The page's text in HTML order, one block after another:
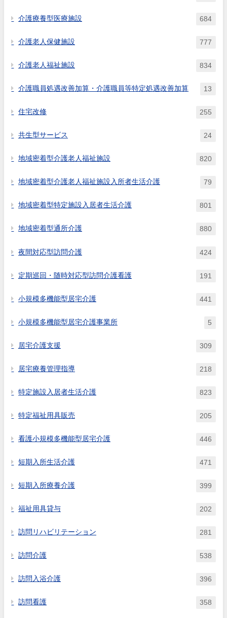
介護療養型医療施設 684
介護老人保健施設 777
介護老人福祉施設 834
介護職員処遇改善加算・介護職員等特定処遇改善加算 13
住宅改修 255
共生型サービス 24
地域密着型介護老人福祉施設 820
地域密着型介護老人福祉施設入所者生活介護 79
地域密着型特定施設入居者生活介護 801
地域密着型通所介護 880
夜間対応型訪問介護 424
定期巡回・随時対応型訪問介護看護 191
小規模多機能型居宅介護 441
小規模多機能型居宅介護事業所 5
居宅介護支援 309
居宅療養管理指導 218
特定施設入居者生活介護 823
特定福祉用具販売 205
看護小規模多機能型居宅介護 446
短期入所生活介護 471
短期入所療養介護 399
福祉用具貸与 202
訪問リハビリテーション 281
訪問介護 538
訪問入浴介護 396
訪問看護 358